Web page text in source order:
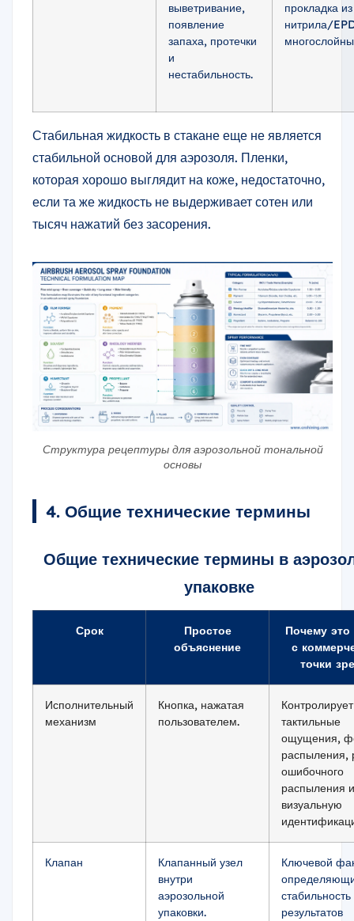
выветривание,
появление
запаха, протечки
и
нестабильность.
прокладка
нитрила/
Стабильная жидкость в стакане еще не является
стабильной основой для аэрозоля. Пленки,
которая хорошо выглядит на коже, недостаточно,
если та же жидкость не выдерживает сотен или
тысяч нажатий без засорения.
Структура рецептуры для аэрозольной тональной
основы
4. Общие технические термины
Общие технические термины в
упаковке
Срок
Простое
объяснение
Почему
с
точки
Исполнительный
механизм
Кнопка, нажатая
пользователем.
Контролирует
тактильные
ощущения,
распыления,
ошибочного
распыления и
визуальную
Клапан
Клапанный узел
внутри
аэрозольной
упаковки.
Ключевой
стабильность
результатов